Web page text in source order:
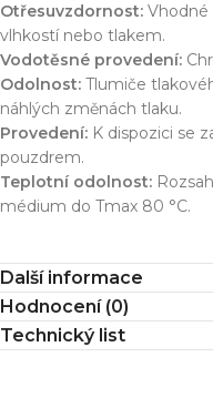
Otřesuvzdornost: Vhodné
vlhkostí nebo tlakem.
Vodotěsné provedení:
Odolnost: Tlumiče
náhlých změnách tlaku.
Provedení: K dispozici se
pouzdrem.
Teplotní odolnost:
médium do Tmax 80 °C.
Další informace
Hodnocení (0)
Technický list